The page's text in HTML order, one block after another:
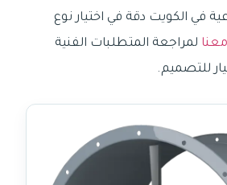
في الكويت دقة في اختيار نوع
لمراجعة المتطلبات الفنية
للتصميم.